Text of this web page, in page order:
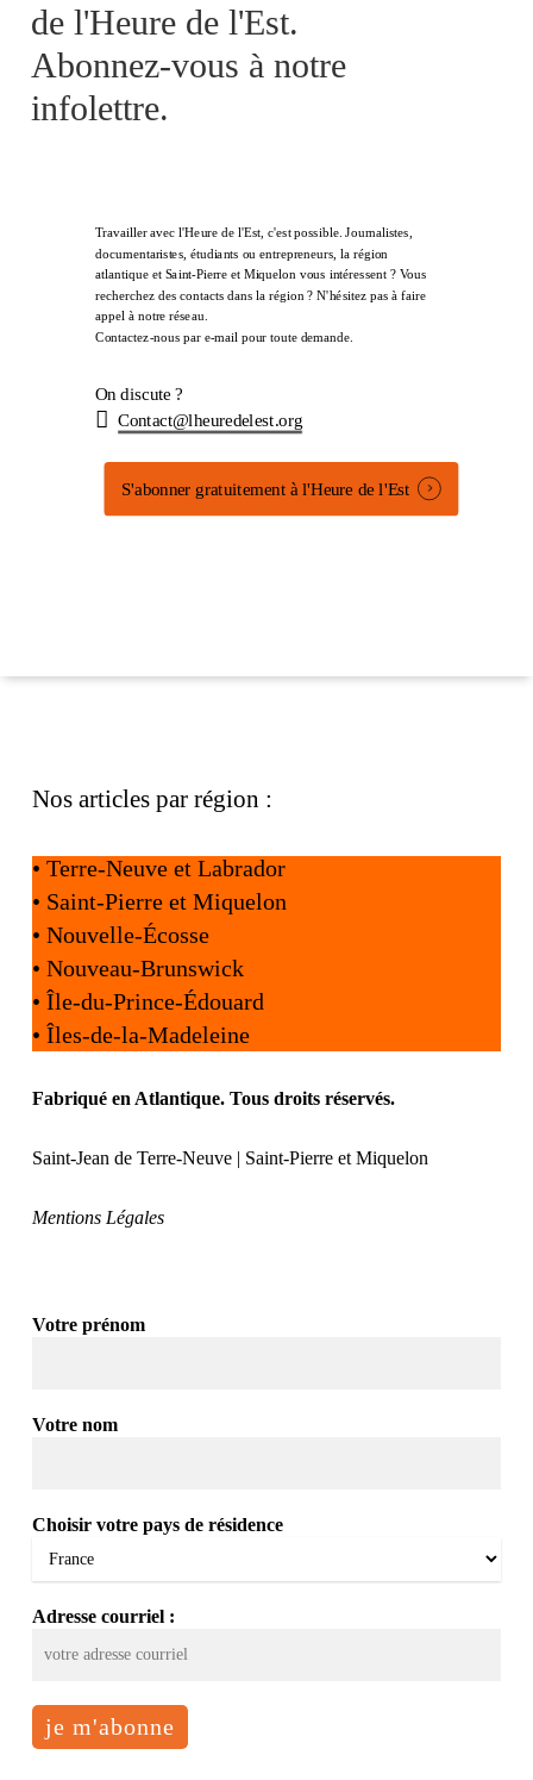
de l'Heure de l'Est.
Abonnez-vous à notre
infolettre.
Travailler avec l'Heure de l'Est, c'est possible. Journalistes,
documentaristes, étudiants ou entrepreneurs, la région
atlantique et Saint-Pierre et Miquelon vous intéressent ? Vous
recherchez des contacts dans la région ? N'hésitez pas à faire
appel à notre réseau.
Contactez-nous par e-mail pour toute demande.
On discute ?
Contact@lheuredelest.org
S'abonner gratuitement à l'Heure de l'Est
Nos articles par région :
• Terre-Neuve et Labrador
• Saint-Pierre et Miquelon
• Nouvelle-Écosse
• Nouveau-Brunswick
• Île-du-Prince-Édouard
• Îles-de-la-Madeleine
Fabriqué en Atlantique. Tous droits réservés.
Saint-Jean de Terre-Neuve | Saint-Pierre et Miquelon
Mentions Légales
Votre prénom
Votre nom
Choisir votre pays de résidence
Adresse courriel :